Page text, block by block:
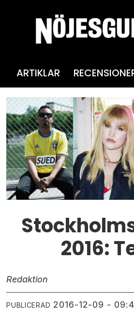
ARTIKLAR
2016:
Redaktion
PUBLICERAD 2016-12-09 -